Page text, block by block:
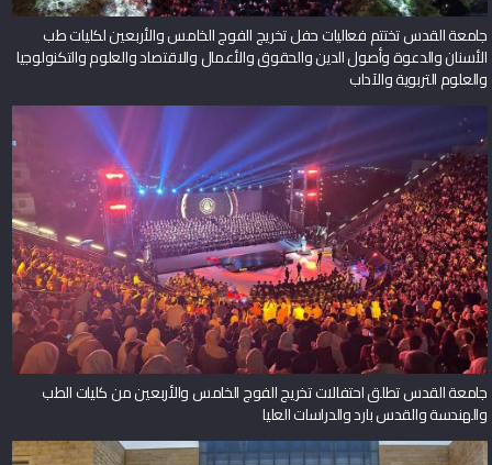
جامعة القدس تختتم فعاليات حفل تخريج الفوج الخامس والأربعين لكليات طب
الأسنان والدعوة وأصول الدين والحقوق والأعمال والاقتصاد والعلوم والتكنولوجيا
والعلوم التربوية والآداب
جامعة القدس تطلق احتفالات تخريج الفوج الخامس والأربعين من كليات الطب
والهندسة والقدس بارد والدراسات العليا